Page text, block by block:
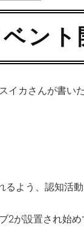
ン
カさんが書いた
よう、認知活動
が設置され始め